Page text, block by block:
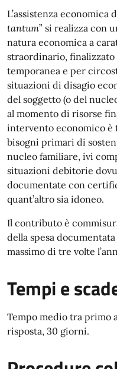
L’assistenza
tantum” si realizza con
natura economica a
straordinario,
temporanea e per
situazioni di disagio
del soggetto (o del
al momento di risorse
intervento economico è
bisogni primari di
nucleo familiare, ivi
situazioni debitorie
documentate con
quant’altro sia idoneo.
Il contributo è
della spesa
massimo di tre volte
Tempi e
Tempo medio tra primo
risposta, 30 giorni.